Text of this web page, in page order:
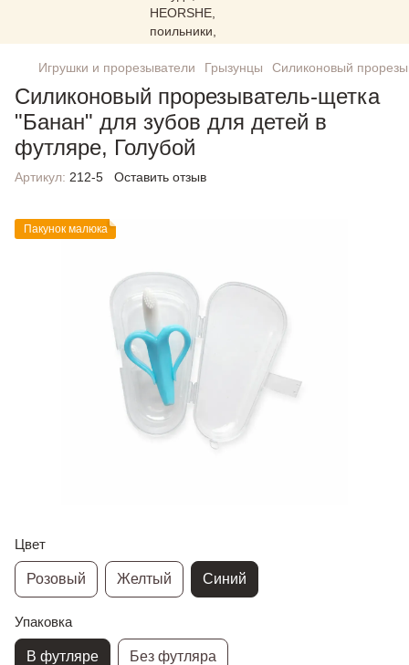
Игрушки и прорезыватели Грызунцы Силиконовый
Силиконовый прорезыватель-щетка
"Банан" для зубов для детей в
футляре, Голубой
Артикул: 212-5 Оставить отзыв
Пакунок малюка
Цвет
Розовый Желтый Синий
Упаковка
В футляре Без футляра